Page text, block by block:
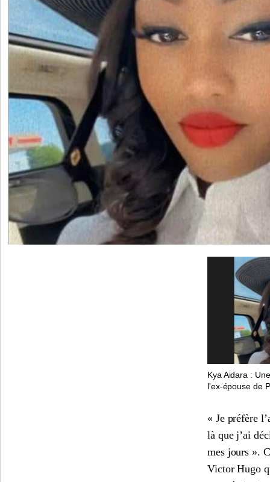
Kya Aidara :
l'ex-épouse de
« Je préfère
là que j’ai
mes jours ».
Victor Hugo